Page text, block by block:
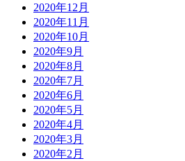
2020年12月
2020年11月
2020年10月
2020年9月
2020年8月
2020年7月
2020年6月
2020年5月
2020年4月
2020年3月
2020年2月